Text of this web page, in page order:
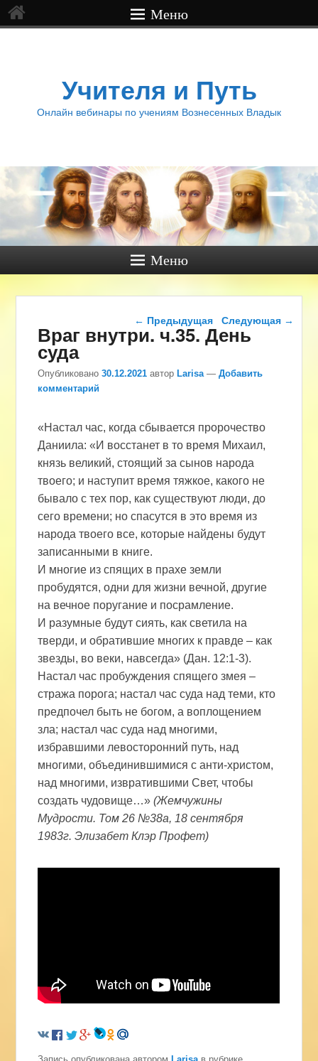
Меню
Учителя и Путь
Онлайн вебинары по учениям Вознесенных Владык
Меню
Навигация по записям
← Предыдущая Следующая →
Враг внутри. ч.35. День
суда
Опубликовано30.12.2021 авторLarisa —Добавить
комментарий
«Настал час, когда сбывается пророчество
Даниила: «И восстанет в то время Михаил,
князь великий, стоящий за сынов народа
твоего; и наступит время тяжкое, какого не
бывало с тех пор, как существуют люди, до
сего времени; но спасутся в это время из
народа твоего все, которые найдены будут
записанными в книге.
И многие из спящих в прахе земли
пробудятся, одни для жизни вечной, другие
на вечное поругание и посрамление.
И разумные будут сиять, как светила на
тверди, и обратившие многих к правде – как
звезды, во веки, навсегда» (Дан. 12:1-3).
Настал час пробуждения спящего змея –
стража порога; настал час суда над теми, кто
предпочел быть не богом, а воплощением
зла; настал час суда над многими,
избравшими левосторонний путь, над
многими, объединившимися с анти-христом,
над многими, извратившими Свет, чтобы
создать чудовище…»(Жемчужины
Мудрости. Том 26 №38а, 18 сентября
1983г. Элизабет Клэр Профет)